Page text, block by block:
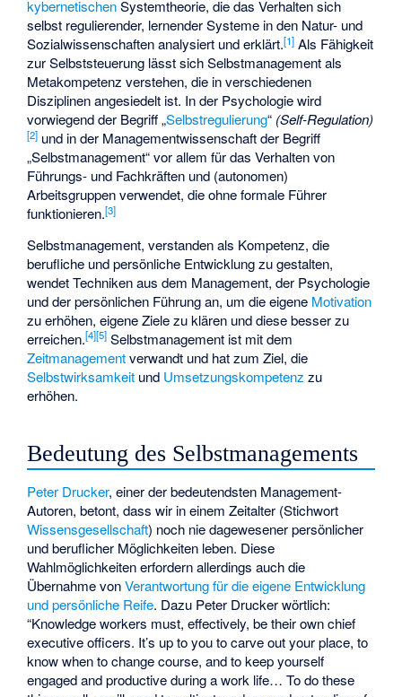
kybernetischenSystemtheorie, die das Verhalten sich
selbst regulierender, lernender Systeme in den Natur- und
Sozialwissenschaften analysiert und erklärt.[1] Als Fähigkeit
zur Selbststeuerung lässt sich Selbstmanagement als
Metakompetenz verstehen, die in verschiedenen
Disziplinen angesiedelt ist. In der Psychologie wird
vorwiegend der Begriff „Selbstregulierung“ (Self-Regulation)
[2] und in der Managementwissenschaft der Begriff
„Selbstmanagement“ vor allem für das Verhalten von
Führungs- und Fachkräften und (autonomen)
Arbeitsgruppen verwendet, die ohne formale Führer
funktionieren.[3]
Selbstmanagement, verstanden als Kompetenz, die
berufliche und persönliche Entwicklung zu gestalten,
wendet Techniken aus dem Management, der Psychologie
und der persönlichen Führung an, um die eigene Motivation
zu erhöhen, eigene Ziele zu klären und diese besser zu
erreichen.[4][5] Selbstmanagement ist mit dem
Zeitmanagementverwandt und hat zum Ziel, die
Selbstwirksamkeit und Umsetzungskompetenz zu
erhöhen.
Bedeutung des Selbstmanagements
Peter Drucker, einer der bedeutendsten Management-
Autoren, betont, dass wir in einem Zeitalter (Stichwort
Wissensgesellschaft) noch nie dagewesener persönlicher
und beruflicher Möglichkeiten leben. Diese
Wahlmöglichkeiten erfordern allerdings auch die
Übernahme vonVerantwortung für die eigene Entwicklung
und persönliche Reife. Dazu Peter Drucker wörtlich:
“Knowledge workers must, effectively, be their own chief
executive officers. It’s up to you to carve out your place, to
know when to change course, and to keep yourself
engaged and productive during a work life… To do these